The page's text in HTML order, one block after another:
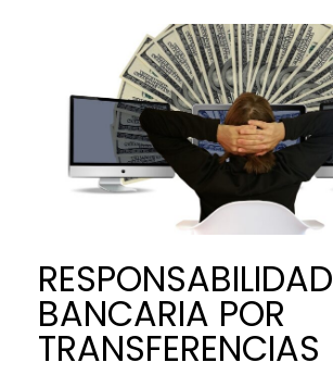
RESPONSABILIDAD
BANCARIA POR
TRANSFERENCIAS